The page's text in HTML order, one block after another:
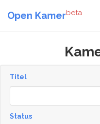
Open Kamerbeta
Titel
Status